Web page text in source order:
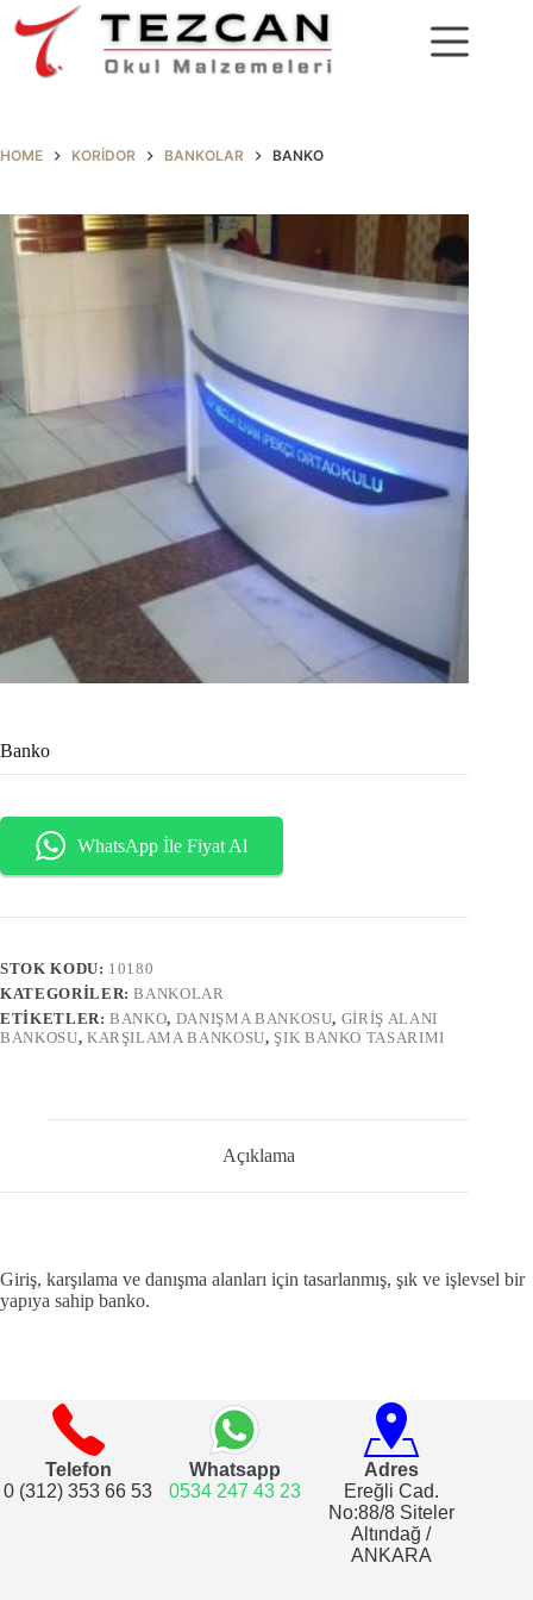
content
HOME KORIDOR BANKOLAR BANKO
Banko
WhatsApp İle Fiyat Al
STOK KODU: 10180
KATEGORILER:BANKOLAR
ETIKETLER:BANKO, DANIŞMA BANKOSU, GIRIŞ ALANI
BANKOSU, KARŞILAMA BANKOSU, ŞIK BANKO TASARIMI
Açıklama
Giriş, karşılama ve danışma alanları için tasarlanmış, şık ve işlevsel bir
yapıya sahip banko.
Telefon
0 (312) 353 66 53
Whatsapp
0534 247 43 23
Adres
Ereğli Cad.
No:88/8 Siteler
Altındağ /
ANKARA